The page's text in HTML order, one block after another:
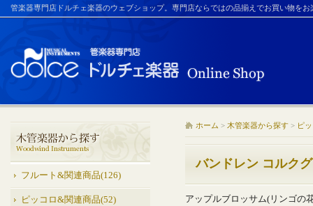
管楽器専門店ドルチェ楽器のウェブショップ。専門店ならではの品揃えでお買い物を
フルート&関連商品(126)
ピッコロ&関連商品(52)
ホーム > 木管楽器から探す > ピ
バンドレン コルク
アップルブロッサム(リンゴの